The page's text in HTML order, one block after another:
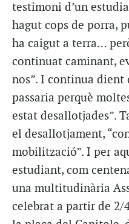
testimoni d’un
hagut cops de porra,
ha caigut a terra…
continuat caminant,
nos”. I continua dient
passaria perquè
estat desallotjades”.
el desallotjament,
mobilització”. I per
estudiant, com
una multitudinària
celebrat a partir de 2/